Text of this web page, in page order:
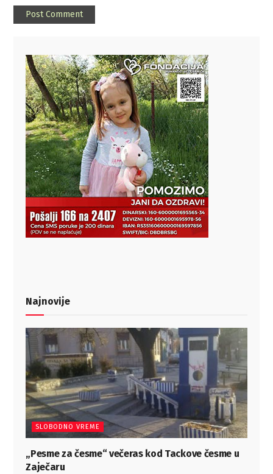
Najnovije
SLOBODNO VREME
„Pesme za česme“ večeras kod Tackove česme u
Zaječaru